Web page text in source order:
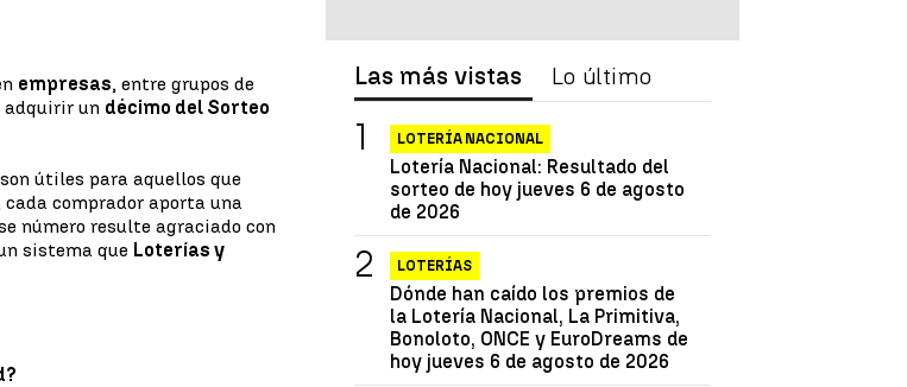
empresas, entre grupos de
adquirir un décimo del Sorteo
son útiles para aquellos que
comprador aporta una
número resulte agraciado con
sistema que Loterías y
Las más vistas Lo último
LOTERÍA NACIONAL
Lotería Nacional: Resultado del
sorteo de hoy jueves 6 de agosto
de 2026
LOTERÍAS
Dónde han caído los premios de
la Lotería Nacional, La Primitiva,
Bonoloto, ONCE y EuroDreams de
hoy jueves 6 de agosto de 2026